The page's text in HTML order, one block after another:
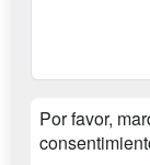
Por favor,